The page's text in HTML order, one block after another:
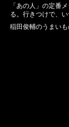
「あの人」の定番
る。行きつけで、い
稲田俊輔のうまい